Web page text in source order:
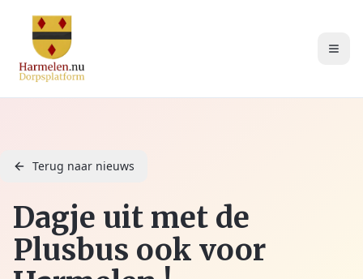
Terug naar nieuws
Dagje uit met de
Plusbus ook voor